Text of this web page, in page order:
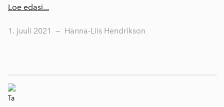
Loe edasi...
1. juuli 2021 — Hanna-Liis Hendrikson